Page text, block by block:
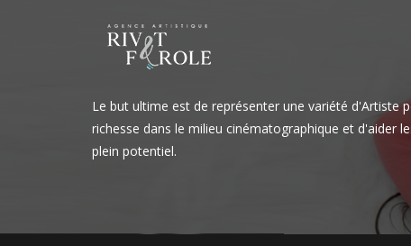
Le but ultime est de représenter une variété d'Artiste
richesse dans le milieu cinématographique et d'aider
plein potentiel.